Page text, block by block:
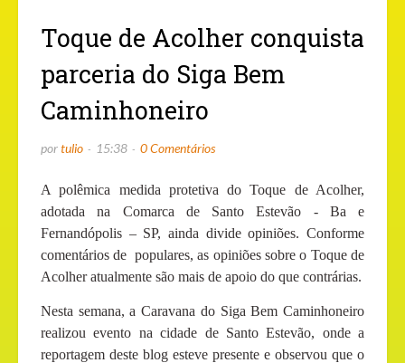
Toque de Acolher conquista
parceria do Siga Bem
Caminhoneiro
portulio 15:38 0 Comentários
A polêmica medida protetiva do Toque de Acolher,
adotada na Comarca de Santo Estevão - Ba e
Fernandópolis – SP, ainda divide opiniões. Conforme
comentários de populares, as opiniões sobre o Toque de
Acolher atualmente são mais de apoio do que contrárias.
Nesta semana, a Caravana do Siga Bem Caminhoneiro
realizou evento na cidade de Santo Estevão, onde a
reportagem deste blog esteve presente e observou que o